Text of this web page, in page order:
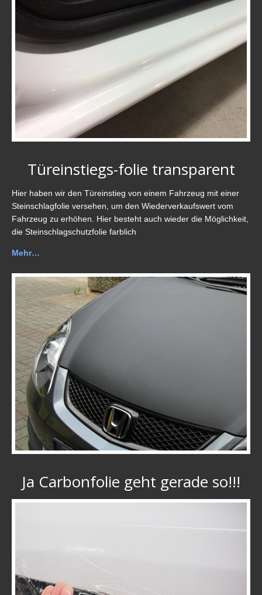
Türeinstiegs-folie transparent
Hier haben wir den Türeinstieg von einem Fahrzeug mit einer
Steinschlagfolie versehen, um den Wiederverkaufswert vom
Fahrzeug zu erhöhen. Hier besteht auch wieder die Möglichkeit,
die Steinschlagschutzfolie farblich
Mehr…
Ja Carbonfolie geht gerade so!!!